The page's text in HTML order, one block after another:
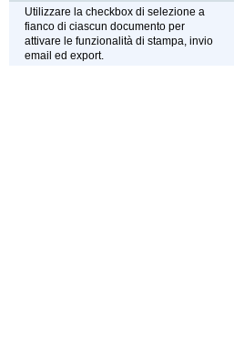
Utilizzare la checkbox di selezione a
fianco di ciascun documento per
attivare le funzionalità di stampa, invio
email ed export.